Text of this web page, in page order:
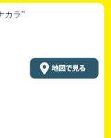
カラ”